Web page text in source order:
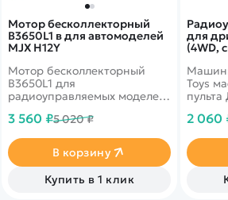
Мотор бесколлекторный
B3650L1 в для автомоделей
MJX H12Y
Мотор бесколлекторный
B3650L1 для
радиоуправляемых моделей
масштаба 1/12.
3 560 ₽5 020 ₽
В корзину
Купить в 1 клик
для
(4WD,
Toys
и
фары
2 060